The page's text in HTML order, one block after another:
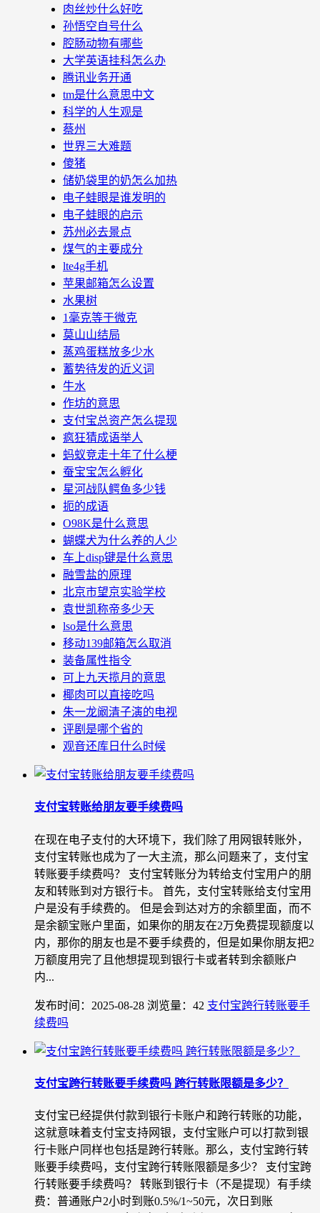
肉丝炒什么好吃
孙悟空自号什么
腔肠动物有哪些
大学英语挂科怎么办
腾讯业务开通
tm是什么意思中文
科学的人生观是
蔡州
世界三大难题
傻猪
储奶袋里的奶怎么加热
电子蛙眼是谁发明的
电子蛙眼的启示
苏州必去景点
煤气的主要成分
lte4g手机
苹果邮箱怎么设置
水果树
1毫克等于微克
莫山山结局
蒸鸡蛋糕放多少水
蓄势待发的近义词
牛水
作坊的意思
支付宝总资产怎么提现
疯狂猜成语举人
蚂蚁竞走十年了什么梗
蚕宝宝怎么孵化
星河战队鳄鱼多少钱
扼的成语
O98K是什么意思
蝴蝶犬为什么养的人少
车上disp键是什么意思
融雪盐的原理
北京市望京实验学校
袁世凯称帝多少天
lso是什么意思
移动139邮箱怎么取消
装备属性指令
可上九天揽月的意思
椰肉可以直接吃吗
朱一龙阚清子演的电视
评剧是哪个省的
观音还库日什么时候
支付宝转账给朋友要手续费吗
在现在电子支付的大环境下，我们除了用网银转账外，
支付宝转账也成为了一大主流，那么问题来了，支付宝
转账要手续费吗？ 支付宝转账分为转给支付宝用户的朋
友和转账到对方银行卡。 首先，支付宝转账给支付宝用
户是没有手续费的。 但是会到达对方的余额里面，而不
是余额宝账户里面，如果你的朋友在2万免费提现额度以
内，那你的朋友也是不要手续费的，但是如果你朋友把2
万额度用完了且他想提现到银行卡或者转到余额账户
内...
发布时间：2025-08-28 浏览量：42 支付宝跨行转账要手
续费吗
支付宝跨行转账要手续费吗 跨行转账限额是多少？
支付宝已经提供付款到银行卡账户和跨行转账的功能，
这就意味着支付宝支持网银，支付宝账户可以打款到银
行卡账户同样也包括是跨行转账。那么，支付宝跨行转
账要手续费吗，支付宝跨行转账限额是多少？ 支付宝跨
行转账要手续费吗？ 转账到银行卡（不是提现）有手续
费：普通账户2小时到账0.5%/1~50元，次日到账